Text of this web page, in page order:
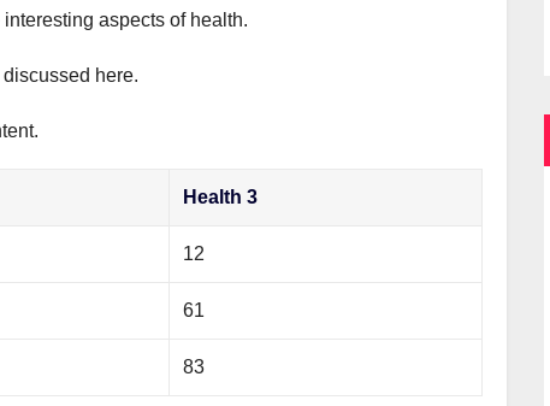
aspects of health.
here.
Health 3
12
61
83